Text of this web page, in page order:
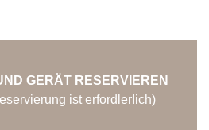
GERÄT RESERVIEREN
ist erfordlerlich)